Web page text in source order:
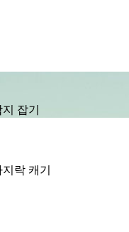
잡기
락 캐기